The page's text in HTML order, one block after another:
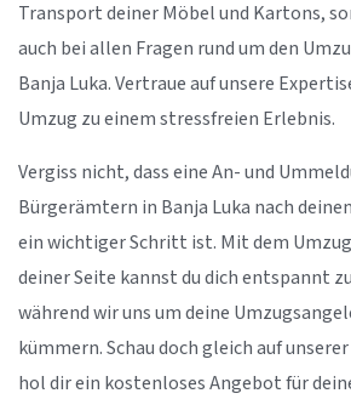
Transport deiner Möbel und Kartons,
auch bei allen Fragen rund um den
Banja Luka. Vertraue auf unsere
Umzug zu einem stressfreien Erlebnis.
Vergiss nicht, dass eine An- und
Bürgerämtern in Banja Luka nach
ein wichtiger Schritt ist. Mit dem
deiner Seite kannst du dich entspannt
während wir uns um deine
kümmern. Schau doch gleich auf
hol dir ein kostenloses Angebot für